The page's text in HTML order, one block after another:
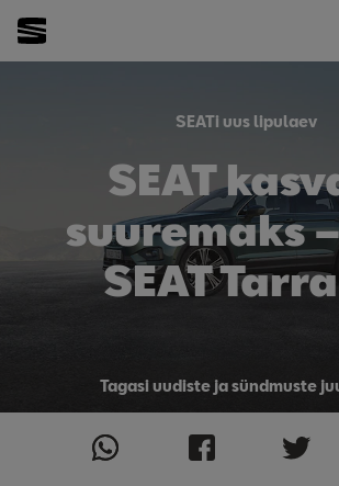
SEATi uus lipulaev
SEAT
suuremaks
SEAT
Tagasi uudiste ja sündmuste